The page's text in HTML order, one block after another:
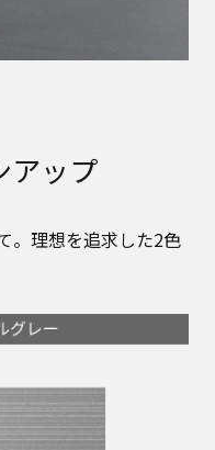
アップ
。理想を追求した2色